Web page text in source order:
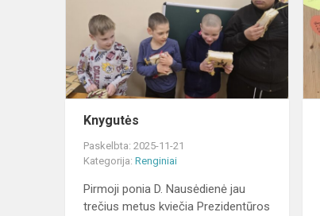
Knygutės
Paskelbta: 2025-11-21
Kategorija: Renginiai
Pirmoji ponia D. Nausėdienė jau
trečius metus kviečia Prezidentūros